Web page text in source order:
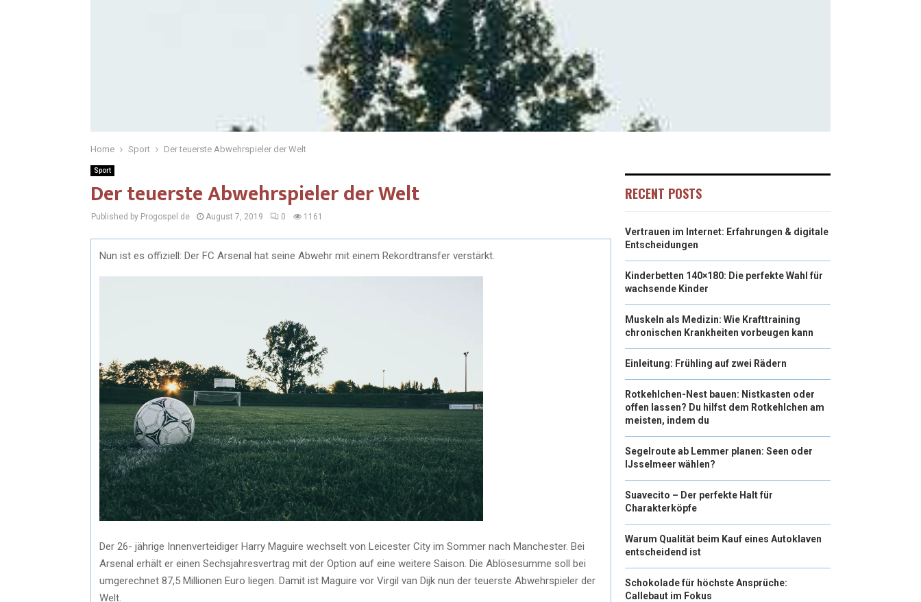
Home Sport Der teuerste Abwehrspieler der Welt
Sport
Der teuerste Abwehrspieler der Welt
Published by Progospel.de August 7, 2019 0 1161
Nun ist es offiziell: Der FC Arsenal hat seine Abwehr mit einem Rekordtransfer verstärkt.
Der 26- jährige Innenverteidiger Harry Maguire wechselt von Leicester City im Sommer nach Manchester. Bei
Arsenal erhält er einen Sechsjahresvertrag mit der Option auf eine weitere Saison. Die Ablösesumme soll bei
umgerechnet 87,5 Millionen Euro liegen. Damit ist Maguire vor Virgil van Dijk nun der teuerste Abwehrspieler der
Welt.
RECENT POSTS
Vertrauen im Internet: Erfahrungen & digitale
Entscheidungen
Kinderbetten 140×180: Die perfekte Wahl für
wachsende Kinder
Muskeln als Medizin: Wie Krafttraining
chronischen Krankheiten vorbeugen kann
Einleitung: Frühling auf zwei Rädern
Rotkehlchen-Nest bauen: Nistkasten oder
offen lassen? Du hilfst dem Rotkehlchen am
meisten, indem du
Segelroute ab Lemmer planen: Seen oder
IJsselmeer wählen?
Suavecito – Der perfekte Halt für
Charakterköpfe
Warum Qualität beim Kauf eines Autoklaven
entscheidend ist
Schokolade für höchste Ansprüche:
Callebaut im Fokus